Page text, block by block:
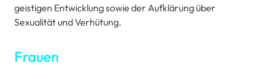
geistigen Entwicklung sowie der Aufklärung über
Sexualität und Verhütung.
Frauen